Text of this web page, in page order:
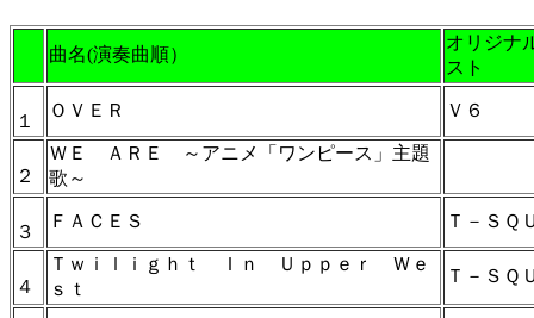
曲名(演奏曲順）
オリジナ
スト
１
ＯＶＥＲ Ｖ６
２
ＷＥ ＡＲＥ ～アニメ「ワンピース」主題
歌～
３
ＦＡＣＥＳ Ｔ－ＳＱ
４
Ｔｗｉｌｉｇｈｔ Ｉｎ Ｕｐｐｅｒ Ｗｅ
ｓｔ
Ｔ－ＳＱ